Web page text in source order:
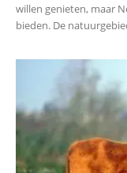
willen genieten, maar
bieden. De